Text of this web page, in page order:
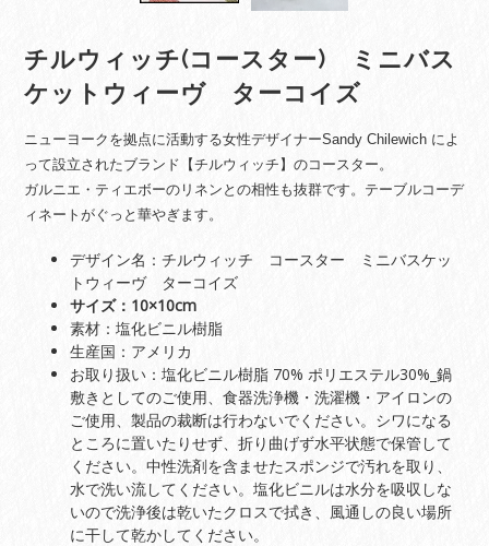
チルウィッチ(コースター) ミニバス
ケットウィーヴ ターコイズ
ニューヨークを拠点に活動する女性デザイナーSandy Chilewich によ
って設立されたブランド【チルウィッチ】のコースター。
ガルニエ・ティエボーのリネンとの相性も抜群です。テーブルコーデ
ィネートがぐっと華やぎます。
デザイン名：チルウィッチ コースター ミニバスケッ
トウィーヴ ターコイズ
サイズ：10×10cm
素材：塩化ビニル樹脂
生産国：アメリカ
お取り扱い：塩化ビニル樹脂 70% ポリエステル30%_鍋
敷きとしてのご使用、食器洗浄機・洗濯機・アイロンの
ご使用、製品の裁断は行わないでください。シワになる
ところに置いたりせず、折り曲げず水平状態で保管して
ください。中性洗剤を含ませたスポンジで汚れを取り、
水で洗い流してください。塩化ビニルは水分を吸収しな
いので洗浄後は乾いたクロスで拭き、風通しの良い場所
に干して乾かしてください。